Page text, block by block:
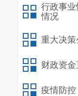
行政事业
情况
重大决策
财政资
疫情防控